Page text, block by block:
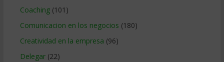
Coaching(101)
Comunicacion en los negocios (180)
Creatividad en la empresa (96)
Delegar(22)